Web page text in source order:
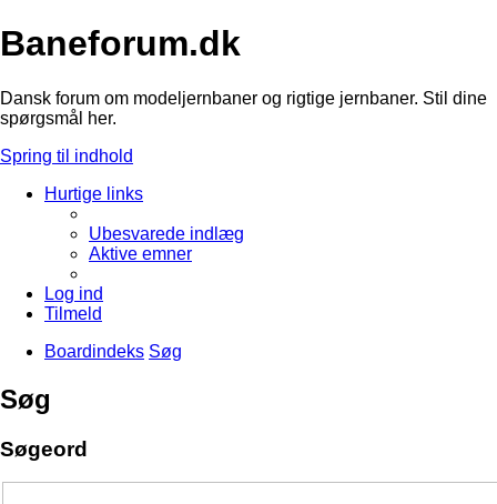
Baneforum.dk
Dansk forum om modeljernbaner og rigtige jernbaner. Stil dine
spørgsmål her.
Spring til indhold
Hurtige links
Ubesvarede indlæg
Aktive emner
Log ind
Tilmeld
Boardindeks Søg
Søg
Søgeord